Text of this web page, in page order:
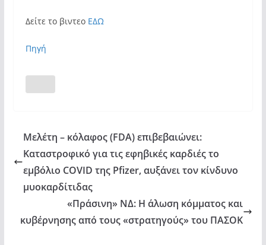
Δείτε το βιντεο ΕΔΩ
Πηγή
Μελέτη – κόλαφος (FDA) επιβεβαιώνει:
Kαταστροφικό για τις εφηβικές καρδιές το
εμβόλιο COVID της Pfizer, αυξάνει τον κίνδυνο
μυοκαρδίτιδας
«Πράσινη» ΝΔ: Η άλωση κόμματος και
κυβέρνησης από τους «στρατηγούς» του ΠΑΣΟΚ